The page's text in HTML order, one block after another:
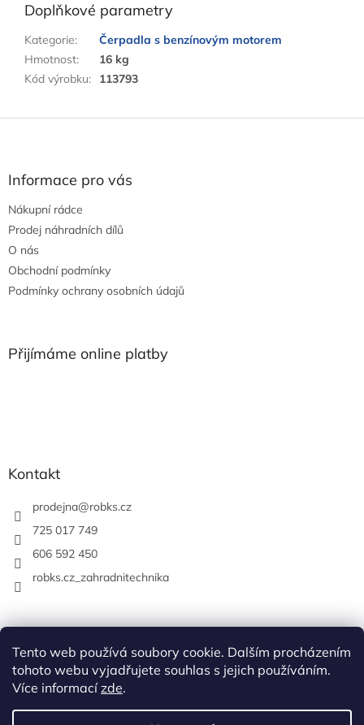
Tento web používá soubory cookie. Dalším procházením
tohoto webu vyjadřujete souhlas s jejich používáním.
Více informacízde.
Doplňkové parametry
Kategorie:
Čerpadla s benzínovým motorem
Hmotnost:
16 kg
Kód výrobku: 113793
Informace pro vás
Nákupní rádce
Prodej náhradních dílů
O nás
Obchodní podmínky
Podmínky ochrany osobních údajů
Přijímáme online platby
Kontakt
prodejna@robks.cz
725 017 749
606 592 450
robks.cz_zahradnitechnika